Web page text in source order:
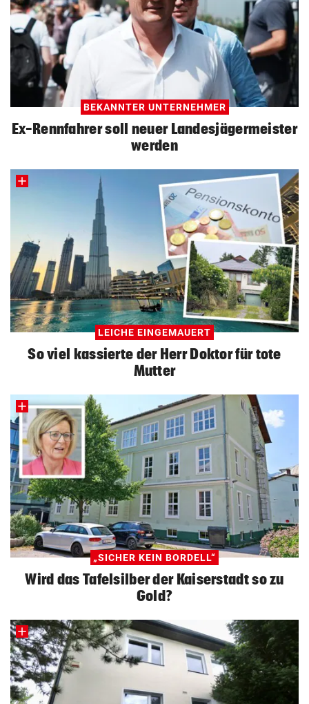
BEKANNTER UNTERNEHMER
Ex-Rennfahrer soll neuer Landesjägermeister
werden
LEICHE EINGEMAUERT
So viel kassierte der Herr Doktor für tote
Mutter
„SICHER KEIN BORDELL“
Wird das Tafelsilber der Kaiserstadt so zu
Gold?